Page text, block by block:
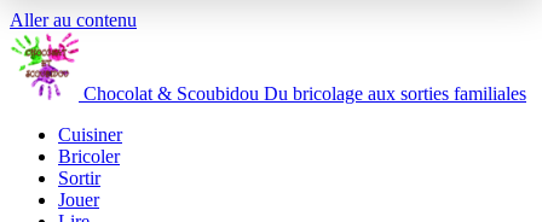
Aller au contenu
Chocolat & Scoubidou Du bricolage aux sorties familiales
Cuisiner
Bricoler
Sortir
Jouer